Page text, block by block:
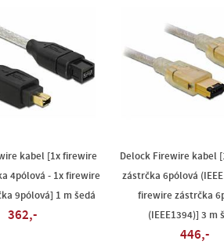
kabel [1x firewire
4pólová - 1x firewire
9pólová] 1 m šedá
362,-
Delock Firewire kabel
zástrčka 6pólová
firewire zástrčka
(IEEE1394)] 3 m
446,-